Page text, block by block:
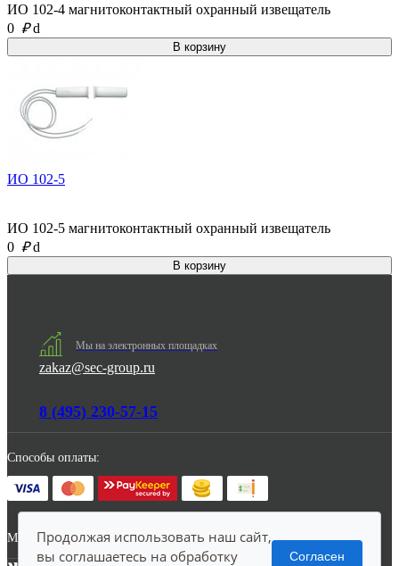
ИО 102-4 магнитоконтактный охранный извещатель
0 ₽ d
ИО 102-5
ИО 102-5 магнитоконтактный охранный извещатель
0 ₽ d
Мы на электронных площадках
zakaz@sec-group.ru
8 (495) 230-57-15
Способы оплаты:
Мы в соцсетях:
Продолжая использовать наш сайт,
вы соглашаетесь на обработку
Согласен